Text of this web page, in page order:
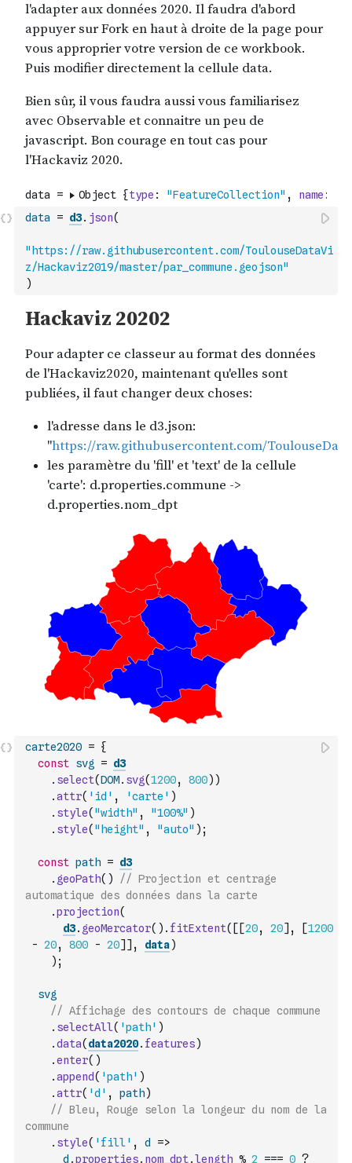
data = d3. json(
"https://raw.githubusercontent.com/ToulouseDataVi
z/Hackaviz2019/master/par_commune.geojson"
)
carte2020 = {
const svg = d3
. select(DOM. svg(1200, 800) )
.attr( 'id' , 'carte' )
. style( "width" , "100%" )
. style( "height" , "auto" ) ;
const path = d3
. geoPath( )
// Projection et centrage
automatique des données dans la carte
.projection(
d3. geoMercator( ) . fitExtent( [ [20, 20] , [1200
- 20, 800 - 20] ] , data)
) ;
svg
// Affichage des contours de chaque commune
. selectAll( 'path' )
.data( data2020. features)
.enter( )
.append( 'path' )
.attr( 'd' , path)
// Bleu, Rouge selon la longeur du nom de la
commune
. style( 'fill' , d
=>
d .properties. nom_dpt.length % 2 === 0 ?